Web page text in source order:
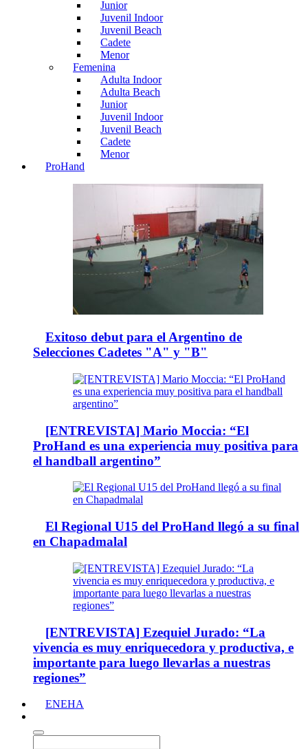
Junior
Juvenil Indoor
Juvenil Beach
Cadete
Menor
Femenina
Adulta Indoor
Adulta Beach
Junior
Juvenil Indoor
Juvenil Beach
Cadete
Menor
ProHand
Exitoso debut para el Argentino de
Selecciones Cadetes "A" y "B"
[ENTREVISTA] Mario Moccia: “El
ProHand es una experiencia muy positiva para
el handball argentino”
El Regional U15 del ProHand llegó a su final
en Chapadmalal
[ENTREVISTA] Ezequiel Jurado: “La
vivencia es muy enriquecedora y productiva, e
importante para luego llevarlas a nuestras
regiones”
ENEHA